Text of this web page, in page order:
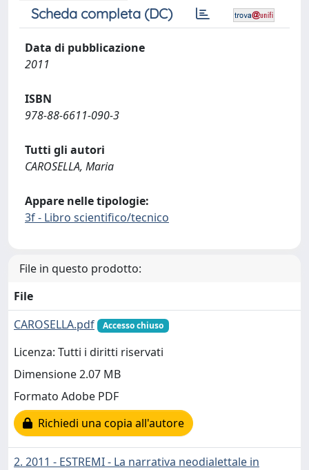
Scheda completa (DC)
Data di pubblicazione
2011
ISBN
978-88-6611-090-3
Tutti gli autori
CAROSELLA, Maria
Appare nelle tipologie:
3f - Libro scientifico/tecnico
File in questo prodotto:
File
CAROSELLA.pdf
Accesso chiuso
Licenza: Tutti i diritti riservati
Dimensione 2.07 MB
Formato Adobe PDF
Richiedi una copia all'autore
2. 2011 - ESTREMI - La narrativa neodialettale in